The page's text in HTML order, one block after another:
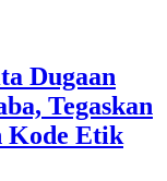
Dugaan
Tegaskan
Kode Etik